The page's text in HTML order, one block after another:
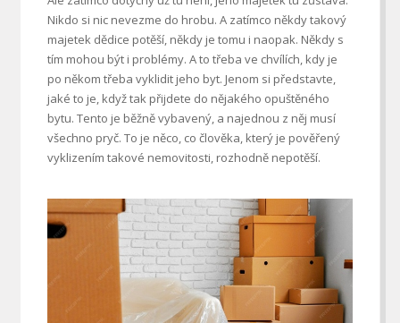
Nikdo si nic nevezme do hrobu. A zatímco někdy takový
majetek dědice potěší, někdy je tomu i naopak. Někdy s
tím mohou být i problémy. A to třeba ve chvílích, kdy je
po někom třeba vyklidit jeho byt. Jenom si představte,
jaké to je, když tak přijdete do nějakého opuštěného
bytu. Tento je běžně vybavený, a najednou z něj musí
všechno pryč. To je něco, co člověka, který je pověřený
vyklizením takové nemovitosti, rozhodně nepotěší.